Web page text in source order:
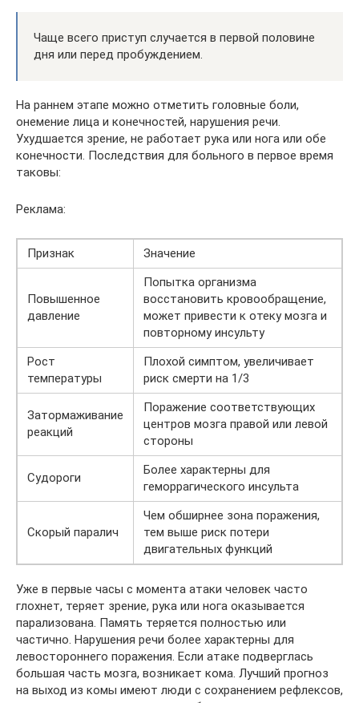
Чаще всего приступ случается в первой половине
дня или перед пробуждением.
На раннем этапе можно отметить головные боли,
онемение лица и конечностей, нарушения речи.
Ухудшается зрение, не работает рука или нога или обе
конечности. Последствия для больного в первое время
таковы:
Реклама:
Признак Значение
Повышенное
давление
Попытка организма
восстановить кровообращение,
может привести к отеку мозга и
повторному инсульту
Рост
температуры
Плохой симптом, увеличивает
риск смерти на 1/3
Затормаживание
реакций
Поражение соответствующих
центров мозга правой или левой
стороны
Судороги
Более характерны для
геморрагического инсульта
Скорый паралич
Чем обширнее зона поражения,
тем выше риск потери
двигательных функций
Уже в первые часы с момента атаки человек часто
глохнет, теряет зрение, рука или нога оказывается
парализована. Память теряется полностью или
частично. Нарушения речи более характерны для
левостороннего поражения. Если атаке подверглась
большая часть мозга, возникает кома. Лучший прогноз
на выход из комы имеют люди с сохранением рефлексов,